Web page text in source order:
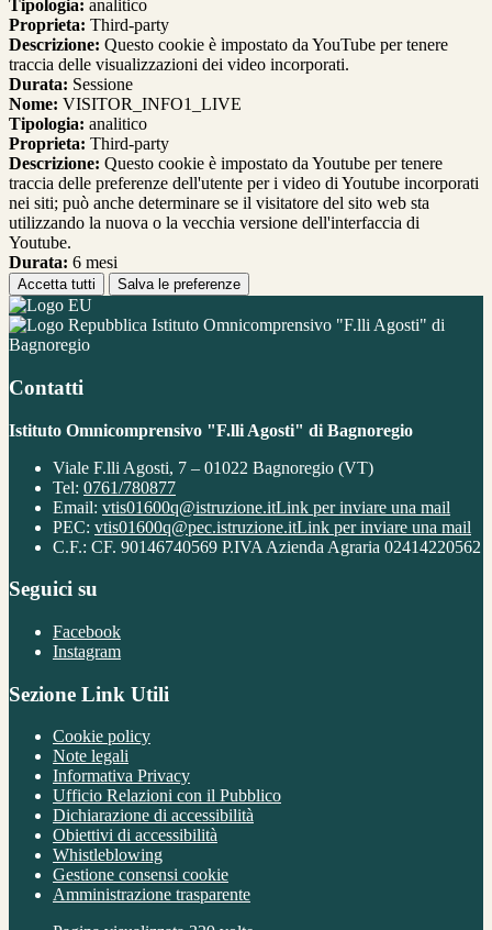
Tipologia: analitico
Proprieta: Third-party
Descrizione: Questo cookie è impostato da YouTube per tenere
traccia delle visualizzazioni dei video incorporati.
Durata: Sessione
Nome: VISITOR_INFO1_LIVE
Tipologia: analitico
Proprieta: Third-party
Descrizione: Questo cookie è impostato da Youtube per tenere
traccia delle preferenze dell'utente per i video di Youtube incorporati
nei siti; può anche determinare se il visitatore del sito web sta
utilizzando la nuova o la vecchia versione dell'interfaccia di
Youtube.
Durata: 6 mesi
Accetta tutti Salva le preferenze
Istituto Omnicomprensivo "F.lli Agosti" di
Bagnoregio
Contatti
Istituto Omnicomprensivo "F.lli Agosti" di Bagnoregio
Viale F.lli Agosti, 7 – 01022 Bagnoregio (VT)
Tel: 0761/780877
Email: vtis01600q@istruzione.itLink per inviare una mail
PEC: vtis01600q@pec.istruzione.itLink per inviare una mail
C.F.: CF. 90146740569 P.IVA Azienda Agraria 02414220562
Seguici su
Facebook
Instagram
Sezione Link Utili
Cookie policy
Note legali
Informativa Privacy
Ufficio Relazioni con il Pubblico
Dichiarazione di accessibilità
Obiettivi di accessibilità
Whistleblowing
Gestione consensi cookie
Amministrazione trasparente